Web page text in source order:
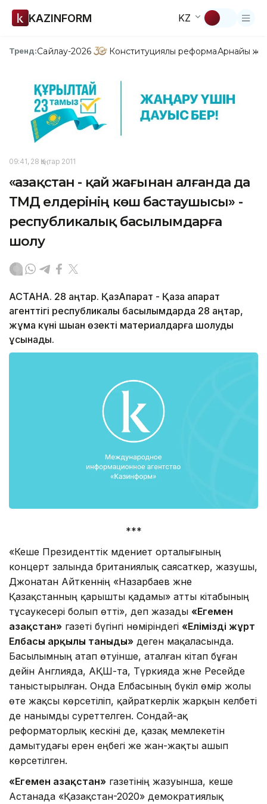
KAZINFORM KZ
Тренд:Сайлау-2026 Конституциялық реформаАрнайы
09:41, 28 Қаңтар 2011
«Қазақстан - қай жағынан алғанда да
ТМД елдерінің көш бастаушысы» -
республикалық басылымдарға
шолу
АСТАНА. 28 қаңтар. ҚазАқпарат - Қазақ ақпарат
агенттігі республикалық басылымдарда 28 қаңтар,
жұма күні шыққан өзекті материалдарға шолуды
ұсынады.
***
«Кеше Президенттік мәдениет орталығының
концерт залында британиялық саясаткер, жазушы,
Джонатан Айткеннің «Назарбаев және
Қазақстанның қарышты қадамы» атты кітабының
тұсаукесері болып өтті», деп жазады «Егемен
Қазақстан» газеті бүгінгі нөміріндегі «Елімізді жұрт
Елбасы арқылы таныды» деген мақаласында.
Басылымның атап өтуінше, аталған кітап бұған
дейін Англияда, АҚШ-та, Түркияда және Ресейде
таныстырылған. Онда Елбасының бүкіл өмір жолы
өте жақсы көрсетіліп, қайраткерлік жарқын келбеті
де нанымды суреттелген. Сондай-ақ
реформаторлық кескіні де, қазақ мемлекетін
дамытудағы ерен еңбегі же жан-жақты ашып
көрсетілген.
«Егемен Қазақстан» газетінің жазуынша, кеше
Астанада «Қазақстан-2020» демократиялық